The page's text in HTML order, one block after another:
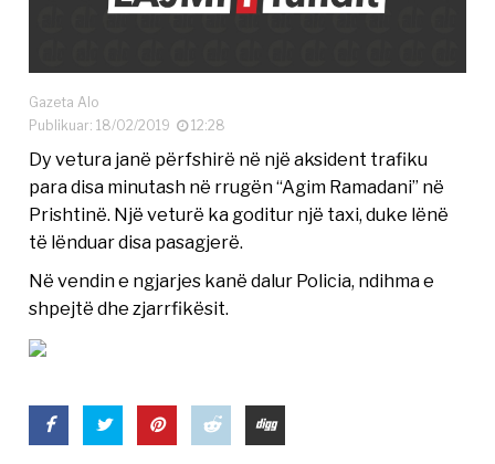
Gazeta Alo
Publikuar: 18/02/2019
12:28
Dy vetura janë përfshirë në një aksident trafiku
para disa minutash në rrugën “Agim Ramadani” në
Prishtinë. Një veturë ka goditur një taxi, duke lënë
të lënduar disa pasagjerë.
Në vendin e ngjarjes kanë dalur Policia, ndihma e
shpejtë dhe zjarrfikësit.